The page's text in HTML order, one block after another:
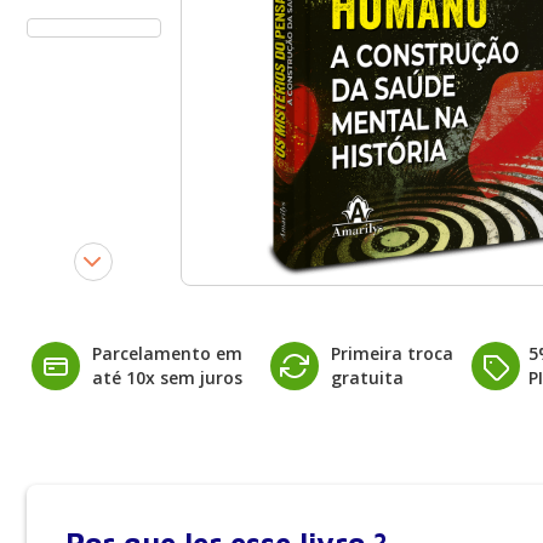
Parcelamento em
até 10x sem juros
Primeira troca
gratuita